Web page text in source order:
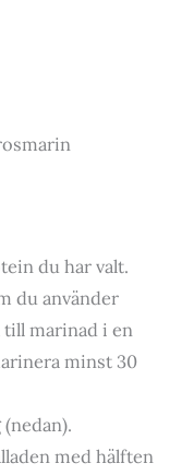
du har valt.
du använder
till marinad i en
minst 30
med hälften